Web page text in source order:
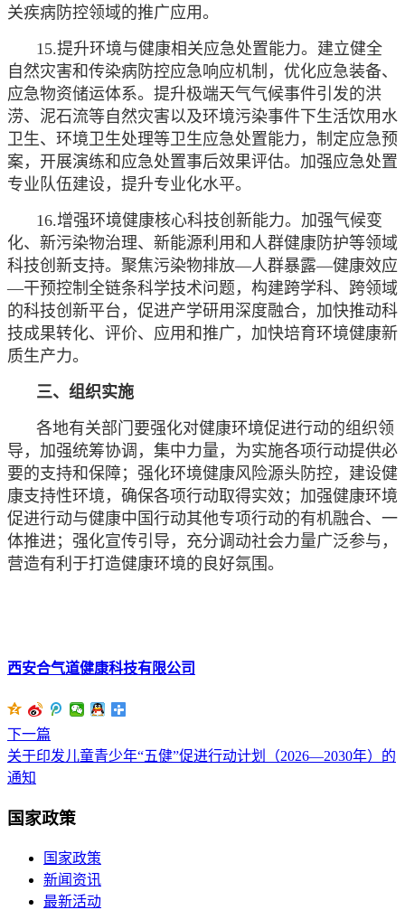
关疾病防控领域的推广应用。
15.提升环境与健康相关应急处置能力。建立健全
自然灾害和传染病防控应急响应机制，优化应急装备、
应急物资储运体系。提升极端天气气候事件引发的洪
涝、泥石流等自然灾害以及环境污染事件下生活饮用水
卫生、环境卫生处理等卫生应急处置能力，制定应急预
案，开展演练和应急处置事后效果评估。加强应急处置
专业队伍建设，提升专业化水平。
16.增强环境健康核心科技创新能力。加强气候变
化、新污染物治理、新能源利用和人群健康防护等领域
科技创新支持。聚焦污染物排放—人群暴露—健康效应
—干预控制全链条科学技术问题，构建跨学科、跨领域
的科技创新平台，促进产学研用深度融合，加快推动科
技成果转化、评价、应用和推广，加快培育环境健康新
质生产力。
三、组织实施
各地有关部门要强化对健康环境促进行动的组织领
导，加强统筹协调，集中力量，为实施各项行动提供必
要的支持和保障；强化环境健康风险源头防控，建设健
康支持性环境，确保各项行动取得实效；加强健康环境
促进行动与健康中国行动其他专项行动的有机融合、一
体推进；强化宣传引导，充分调动社会力量广泛参与，
营造有利于打造健康环境的良好氛围。
西安合气道健康科技有限公司
下一篇
关于印发儿童青少年“五健”促进行动计划（2026—2030年）的
通知
国家政策
国家政策
新闻资讯
最新活动